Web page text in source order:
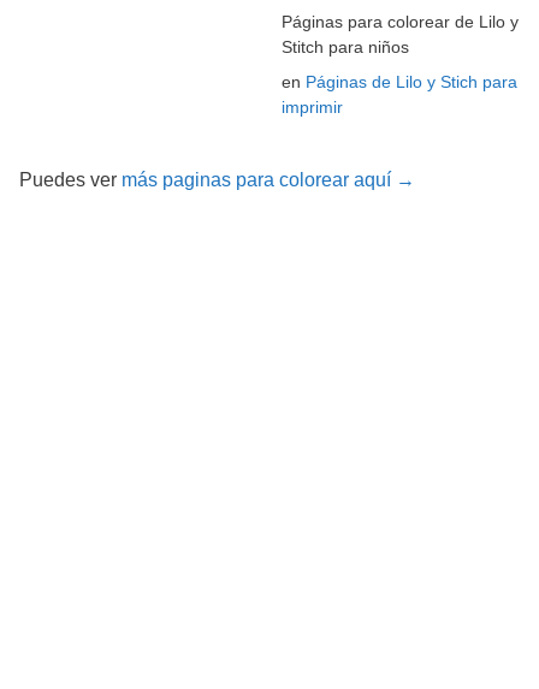
Páginas para colorear de Lilo y
Stitch para niños
en Páginas de Lilo y Stich para
imprimir
Puedes ver más paginas para colorear aquí →